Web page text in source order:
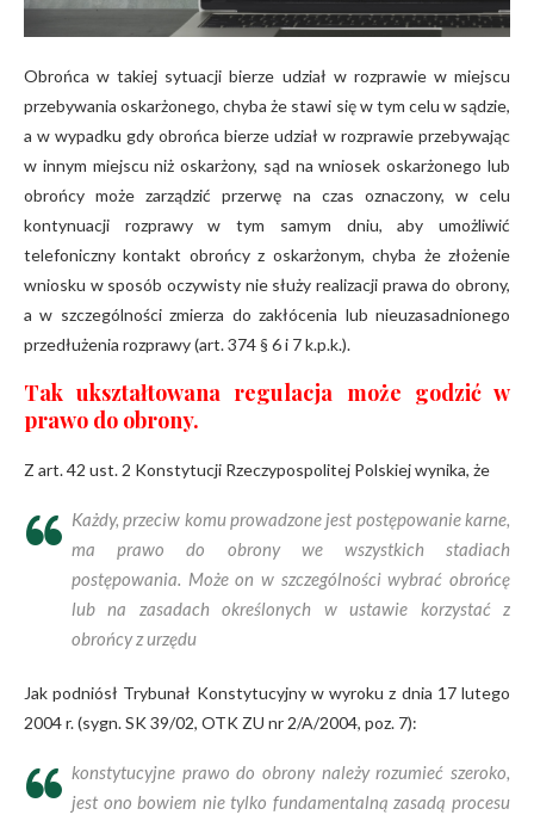
Obrońca w takiej sytuacji bierze udział w rozprawie w miejscu
przebywania oskarżonego, chyba że stawi się w tym celu w sądzie,
a w wypadku gdy obrońca bierze udział w rozprawie przebywając
w innym miejscu niż oskarżony, sąd na wniosek oskarżonego lub
obrońcy może zarządzić przerwę na czas oznaczony, w celu
kontynuacji rozprawy w tym samym dniu, aby umożliwić
telefoniczny kontakt obrońcy z oskarżonym, chyba że złożenie
wniosku w sposób oczywisty nie służy realizacji prawa do obrony,
a w szczególności zmierza do zakłócenia lub nieuzasadnionego
przedłużenia rozprawy (art. 374 § 6 i 7 k.p.k.).
Tak ukształtowana regulacja może godzić w
prawo do obrony.
Z art. 42 ust. 2 Konstytucji Rzeczypospolitej Polskiej wynika, że
Każdy, przeciw komu prowadzone jest postępowanie karne,
ma prawo do obrony we wszystkich stadiach
postępowania. Może on w szczególności wybrać obrońcę
lub na zasadach określonych w ustawie korzystać z
obrońcy z urzędu
Jak podniósł Trybunał Konstytucyjny w wyroku z dnia 17 lutego
2004 r. (sygn. SK 39/02, OTK ZU nr 2/A/2004, poz. 7):
konstytucyjne prawo do obrony należy rozumieć szeroko,
jest ono bowiem nie tylko fundamentalną zasadą procesu